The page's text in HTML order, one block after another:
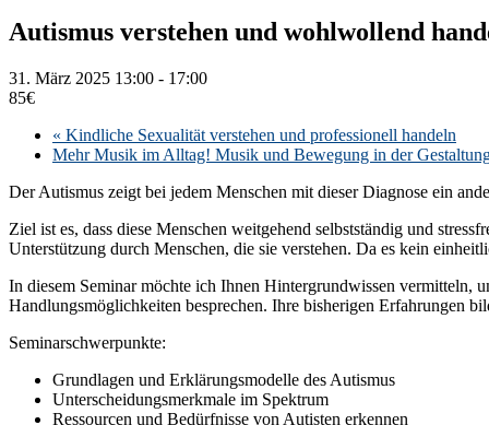
Autismus verstehen und wohlwollend
31. März 2025 13:00 - 17:00
85€
« Kindliche Sexualität verstehen und professionell handeln
Mehr Musik im Alltag! Musik und Bewegung in der Gestaltung
Der Autismus zeigt bei jedem Menschen mit dieser Diagnose ein
Ziel ist es, dass diese Menschen weitgehend selbstständig und
Unterstützung durch Menschen, die sie verstehen. Da es kein
In diesem Seminar möchte ich Ihnen Hintergrundwissen vermitteln,
Handlungsmöglichkeiten besprechen. Ihre bisherigen Erfahrungen
Seminarschwerpunkte:
Grundlagen und Erklärungsmodelle des Autismus
Unterscheidungsmerkmale im Spektrum
Ressourcen und Bedürfnisse von Autisten erkennen